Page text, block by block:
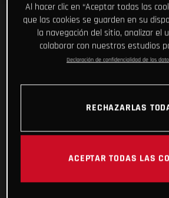
Al hacer clic en “Aceptar todas las
que las cookies se guarden en su
la navegación del sitio, analizar el
colaborar con nuestros estudios
Declaración de confidencialidad de los
RECHAZARLAS
ACEPTAR TODAS LAS